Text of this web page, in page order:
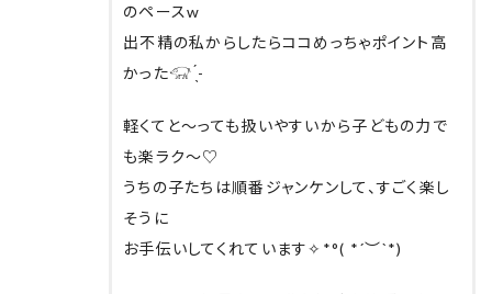
のペースw
出不精の私からしたらココめっちゃポイント高
かった𓃟 ̖́-
軽くてと〜っても扱いやすいから子どもの力で
も楽ラク〜♡
うちの子たちは順番ジャンケンして、すごく楽し
そうに
お手伝いしてくれています✧︎*°( *´︶`*)